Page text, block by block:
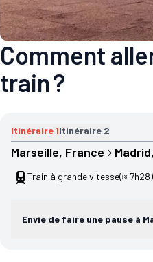
Comment
train ?
Itinéraire1Itinéraire 2
Marseille, France Madrid,
Train à grande vitesse(≈ 7h28)
Envie de faire une pause à